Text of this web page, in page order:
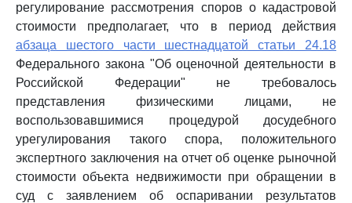
регулирование рассмотрения споров о кадастровой
стоимости предполагает, что в период действия
абзаца шестого части шестнадцатой статьи 24.18
Федерального закона "Об оценочной деятельности в
Российской Федерации" не требовалось
представления физическими лицами, не
воспользовавшимися процедурой досудебного
урегулирования такого спора, положительного
экспертного заключения на отчет об оценке рыночной
стоимости объекта недвижимости при обращении в
суд с заявлением об оспаривании результатов